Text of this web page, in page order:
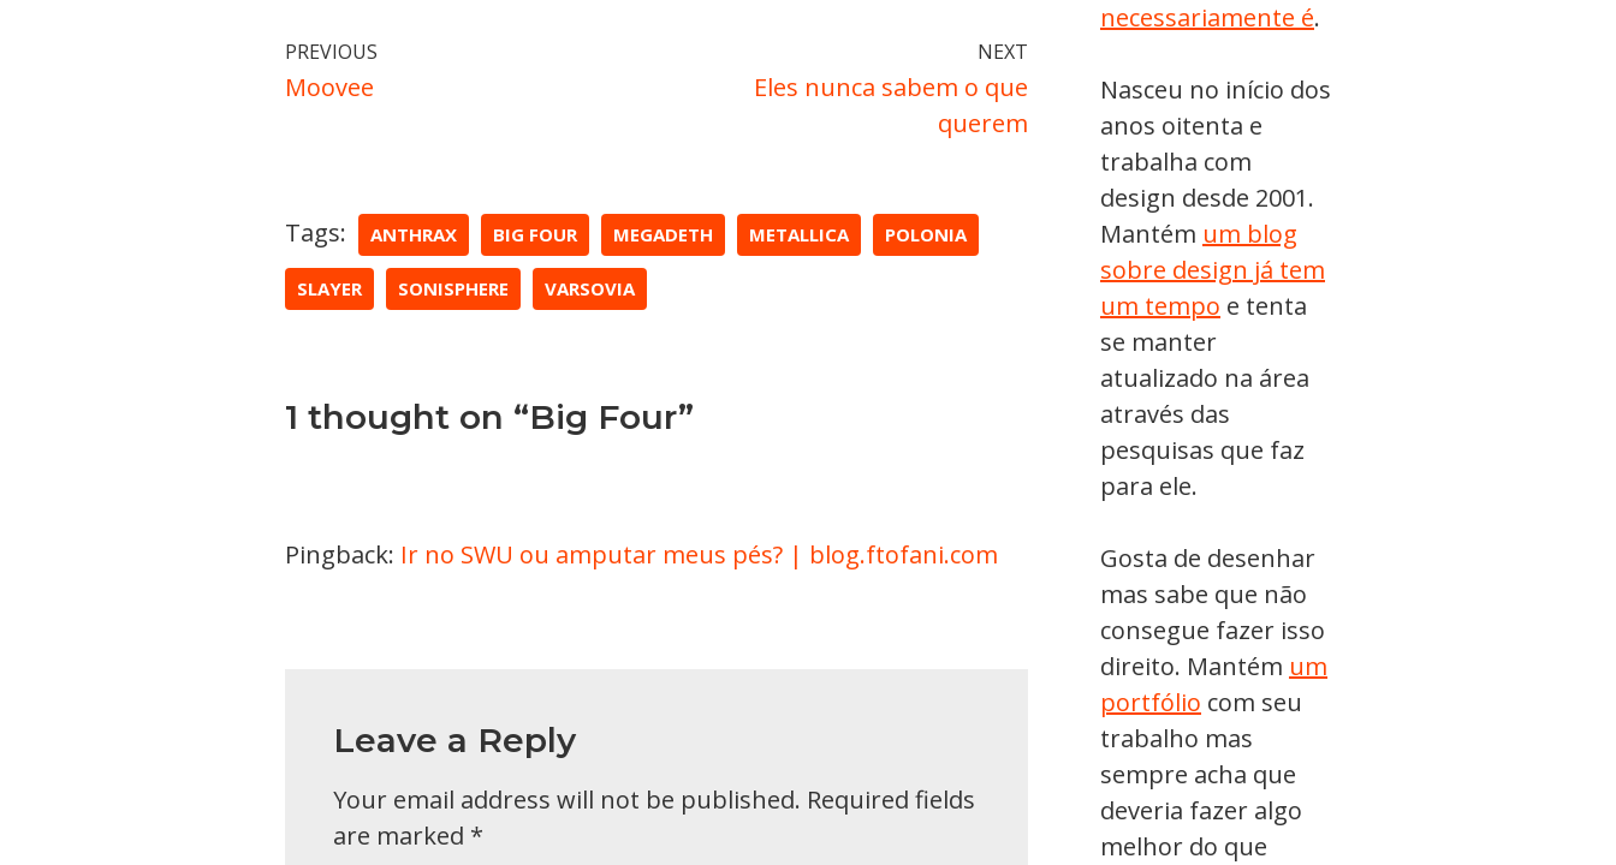
PREVIOUS
Moovee
NEXT
Eles nunca sabem o que
querem
Tags: ANTHRAX BIG FOUR MEGADETH METALLICA POLONIA
SLAYER SONISPHERE VARSOVIA
1 thought on “Big Four”
Pingback: Ir no SWU ou amputar meus pés? | blog.ftofani.com
Leave a Reply
Your email address will not be published. Required fields
are marked *
necessariamente é.
Nasceu no início dos
anos oitenta e
trabalha com
design desde 2001.
Mantém um blog
sobre design já tem
um tempo e tenta
se manter
atualizado na área
através das
pesquisas que faz
para ele.
Gosta de desenhar
mas sabe que não
consegue fazer isso
direito. Mantém um
portfólio com seu
trabalho mas
sempre acha que
deveria fazer algo
melhor do que